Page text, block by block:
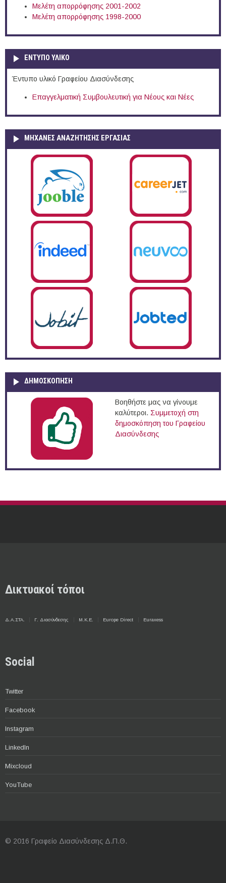
Μελέτη απορρόφησης 2001-2002
Μελέτη απορρόφησης 1998-2000
ΕΝΤΥΠΟ ΥΛΙΚΟ
Έντυπο υλικό Γραφείου Διασύνδεσης
Επαγγελματική Συμβουλευτική για Νέους και Νέες
ΜΗΧΑΝΕΣ ΑΝΑΖΗΤΗΣΗΣ ΕΡΓΑΣΙΑΣ
ΔΗΜΟΣΚΌΠΗΣΗ
Βοηθήστε μας να γίνουμε
καλύτεροι. Συμμετοχή στη
δημοσκόπηση του Γραφείου
Διασύνδεσης
Δικτυακοί τόποι
Δ.Α.ΣΤΑ. Γ. Διασύνδεσης Μ.Κ.Ε. Europe Direct Euraxess
Social
Twitter
Facebook
Instagram
LinkedIn
Mixcloud
YouTube
© 2016 Γραφείο Διασύνδεσης Δ.Π.Θ.